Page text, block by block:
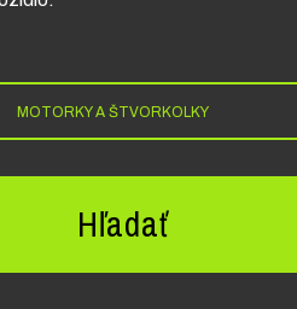
MOTORKY A ŠTVORKOLKY
Hľadať